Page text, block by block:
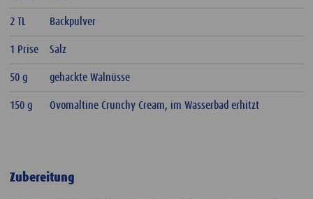
2 TL Backpulver
1 Prise Salz
50 g gehackte Walnüsse
150 g Ovomaltine Crunchy Cream, im Wasserbad erhitzt
Zubereitung